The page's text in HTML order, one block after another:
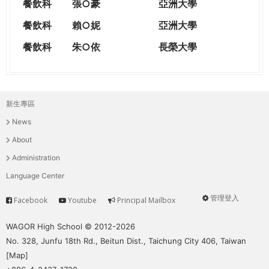
餐飲科 張○豪
亞洲大學
餐飲科
賴○妮
亞洲大學
餐飲科
朱○依 長榮大學
主
選
單
新生專區
News
About
Administration
Language Center
User
管理登入
Service
Facebook Youtube Principal Mailbox
WAGOR High School © 2012-2026
No. 328, Junfu 18th Rd., Beitun Dist., Taichung City 406, Taiwan
[Map]